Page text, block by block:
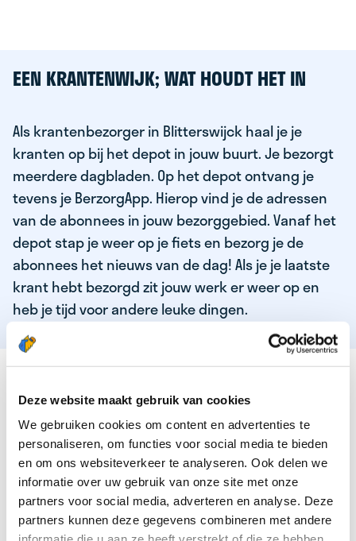
Deze website maakt gebruik van cookies
We gebruiken cookies om content en advertenties te
personaliseren, om functies voor social media te bieden
en om ons websiteverkeer te analyseren. Ook delen we
informatie over uw gebruik van onze site met onze
partners voor social media, adverteren en analyse. Deze
partners kunnen deze gegevens combineren met andere
EEN KRANTENWIJK; WAT HOUDT HET IN
Als krantenbezorger in Blitterswijck haal je je
kranten op bij het depot in jouw buurt. Je bezorgt
meerdere dagbladen. Op het depot ontvang je
tevens je BerzorgApp. Hierop vind je de adressen
van de abonnees in jouw bezorggebied. Vanaf het
depot stap je weer op je fiets en bezorg je de
abonnees het nieuws van de dag! Als je je laatste
krant hebt bezorgd zit jouw werk er weer op en
heb je tijd voor andere leuke dingen.
DEZE KWALITEITEN HEEFT ONZE TOP
KRANTENBEZORGER
Je bent verantwoordelijk en zelfstandig
Je houdt van lekker bewegen in de frisse lucht
Je houdt vooral van fijn werk dat lekker bijverdient!
Je wordt blij van het bezorgen van het laatste nieuws